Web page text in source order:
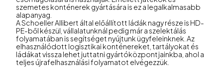
szemetes konténerek gyártására is ez a legalkalmasabb
alapanyag.
A Schoeller Allibert által előállított ládák nagy része is HD-
PE-ből készül, vállalatunknál pedig már a szelektálás
folyamatában is segítséget nyújtunk ügyfeleinknek. Az
elhasználódott logisztikai konténereket, tartályokat és
ládákat vissza lehet juttatni gyártóközpontjainkba, ahol a
teljes újrafelhasználási folyamatot elvégezzük.